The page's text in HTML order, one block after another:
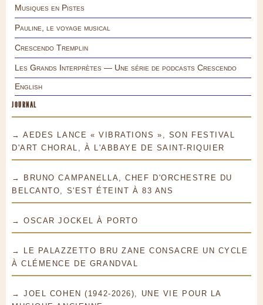
Musiques en Pistes
Pauline, le voyage musical
Crescendo Tremplin
Les Grands Interprètes — Une série de podcasts Crescendo
English
JOURNAL
→ AEDES LANCE « VIBRATIONS », SON FESTIVAL
D'ART CHORAL, À L'ABBAYE DE SAINT-RIQUIER
→ BRUNO CAMPANELLA, CHEF D'ORCHESTRE DU
BELCANTO, S'EST ÉTEINT À 83 ANS
→ OSCAR JOCKEL À PORTO
→ LE PALAZZETTO BRU ZANE CONSACRE UN CYCLE
À CLÉMENCE DE GRANDVAL
→ JOEL COHEN (1942-2026), UNE VIE POUR LA